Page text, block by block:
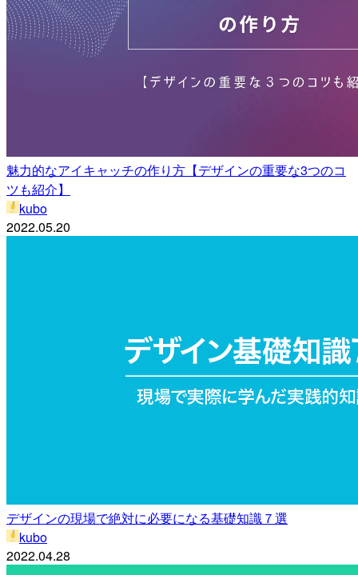
魅力的なアイキャッチの作り方【デザインの重要な3つのコ
ツも紹介】
kubo
2022.05.20
デザインの現場で絶対に必要になる基礎知識７選
kubo
2022.04.28